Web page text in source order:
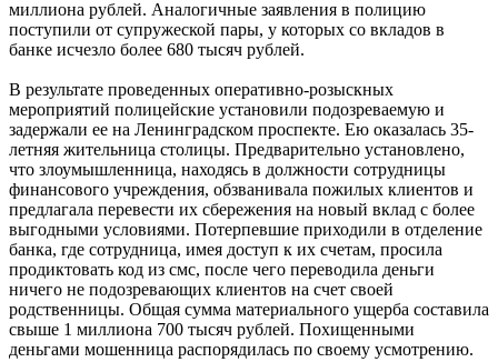
миллиона рублей. Аналогичные заявления в полицию
поступили от супружеской пары, у которых со вкладов в
банке исчезло более 680 тысяч рублей.
В результате проведенных оперативно-розыскных
мероприятий полицейские установили подозреваемую и
задержали ее на Ленинградском проспекте. Ею оказалась 35-
летняя жительница столицы. Предварительно установлено,
что злоумышленница, находясь в должности сотрудницы
финансового учреждения, обзванивала пожилых клиентов и
предлагала перевести их сбережения на новый вклад с более
выгодными условиями. Потерпевшие приходили в отделение
банка, где сотрудница, имея доступ к их счетам, просила
продиктовать код из смс, после чего переводила деньги
ничего не подозревающих клиентов на счет своей
родственницы. Общая сумма материального ущерба составила
свыше 1 миллиона 700 тысяч рублей. Похищенными
деньгами мошенница распорядилась по своему усмотрению.